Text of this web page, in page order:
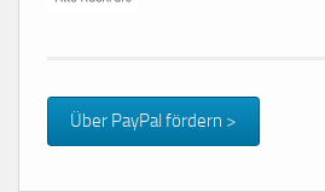
Über PayPal fördern >